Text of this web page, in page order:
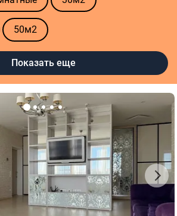
50м2
Видовая
отопление
С балконом
С двориком С паркингом
Показать еще